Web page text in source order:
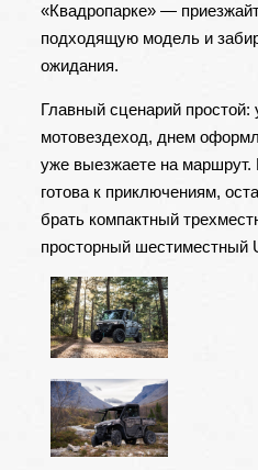
«Квадропарке» —
подходящую модель и
ожидания.
Главный сценарий
мотовездеход, днем
уже выезжаете на маршрут.
готова к приключениям,
брать компактный
просторный шестиместный